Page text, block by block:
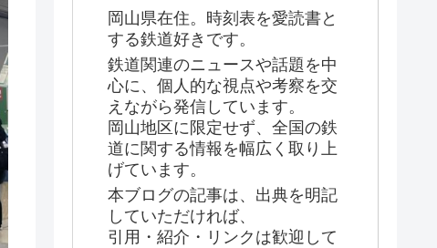
岡山県在住。時刻表を愛読書と
する鉄道好きです。
鉄道関連のニュースや話題を中
心に、個人的な視点や考察を交
えながら発信しています。
岡山地区に限定せず、全国の鉄
道に関する情報を幅広く取り上
げています。
本ブログの記事は、出典を明記
していただければ、
引用・紹介・リンクは歓迎して